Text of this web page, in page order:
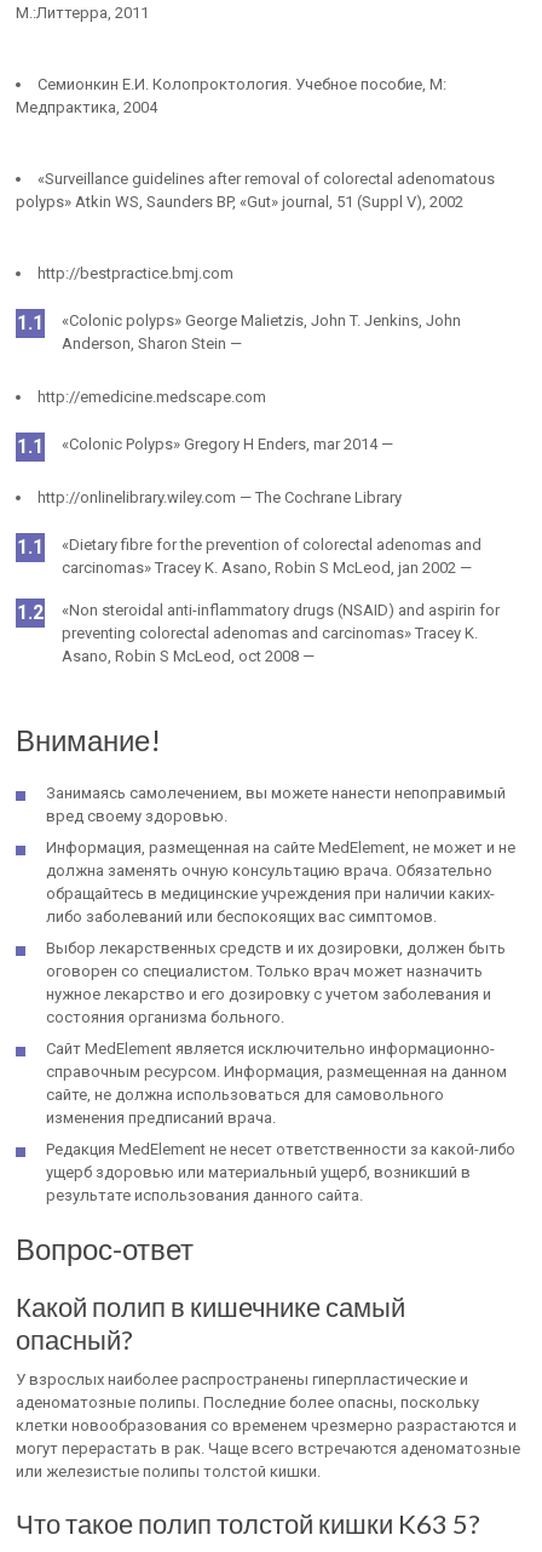
М.:Литтерра, 2011
Семионкин Е.И. Колопроктология. Учебное пособие, М:
Медпрактика, 2004
«Surveillance guidelines after removal of colorectal adenomatous
polyps» Atkin WS, Saunders BP, «Gut» journal, 51 (Suppl V), 2002
http://bestpractice.bmj.com
«Colonic polyps» George Malietzis, John T. Jenkins, John
Anderson, Sharon Stein —
http://emedicine.medscape.com
«Colonic Polyps» Gregory H Enders, mar 2014 —
http://onlinelibrary.wiley.com — The Cochrane Library
«Dietary fibre for the prevention of colorectal adenomas and
carcinomas» Tracey K. Asano, Robin S McLeod, jan 2002 —
«Non steroidal anti-inflammatory drugs (NSAID) and aspirin for
preventing colorectal adenomas and carcinomas» Tracey K.
Asano, Robin S McLeod, oct 2008 —
Внимание!
Занимаясь самолечением, вы можете нанести непоправимый
вред своему здоровью.
Информация, размещенная на сайте MedElement, не может и не
должна заменять очную консультацию врача. Обязательно
обращайтесь в медицинские учреждения при наличии каких-
либо заболеваний или беспокоящих вас симптомов.
Выбор лекарственных средств и их дозировки, должен быть
оговорен со специалистом. Только врач может назначить
нужное лекарство и его дозировку с учетом заболевания и
состояния организма больного.
Сайт MedElement является исключительно информационно-
справочным ресурсом. Информация, размещенная на данном
сайте, не должна использоваться для самовольного
изменения предписаний врача.
Редакция MedElement не несет ответственности за какой-либо
ущерб здоровью или материальный ущерб, возникший в
результате использования данного сайта.
Вопрос-ответ
Какой полип в кишечнике самый
опасный?
У взрослых наиболее распространены гиперпластические и
аденоматозные полипы. Последние более опасны, поскольку
клетки новообразования со временем чрезмерно разрастаются и
могут перерастать в рак. Чаще всего встречаются аденоматозные
или железистые полипы толстой кишки.
Что такое полип толстой кишки K63 5?